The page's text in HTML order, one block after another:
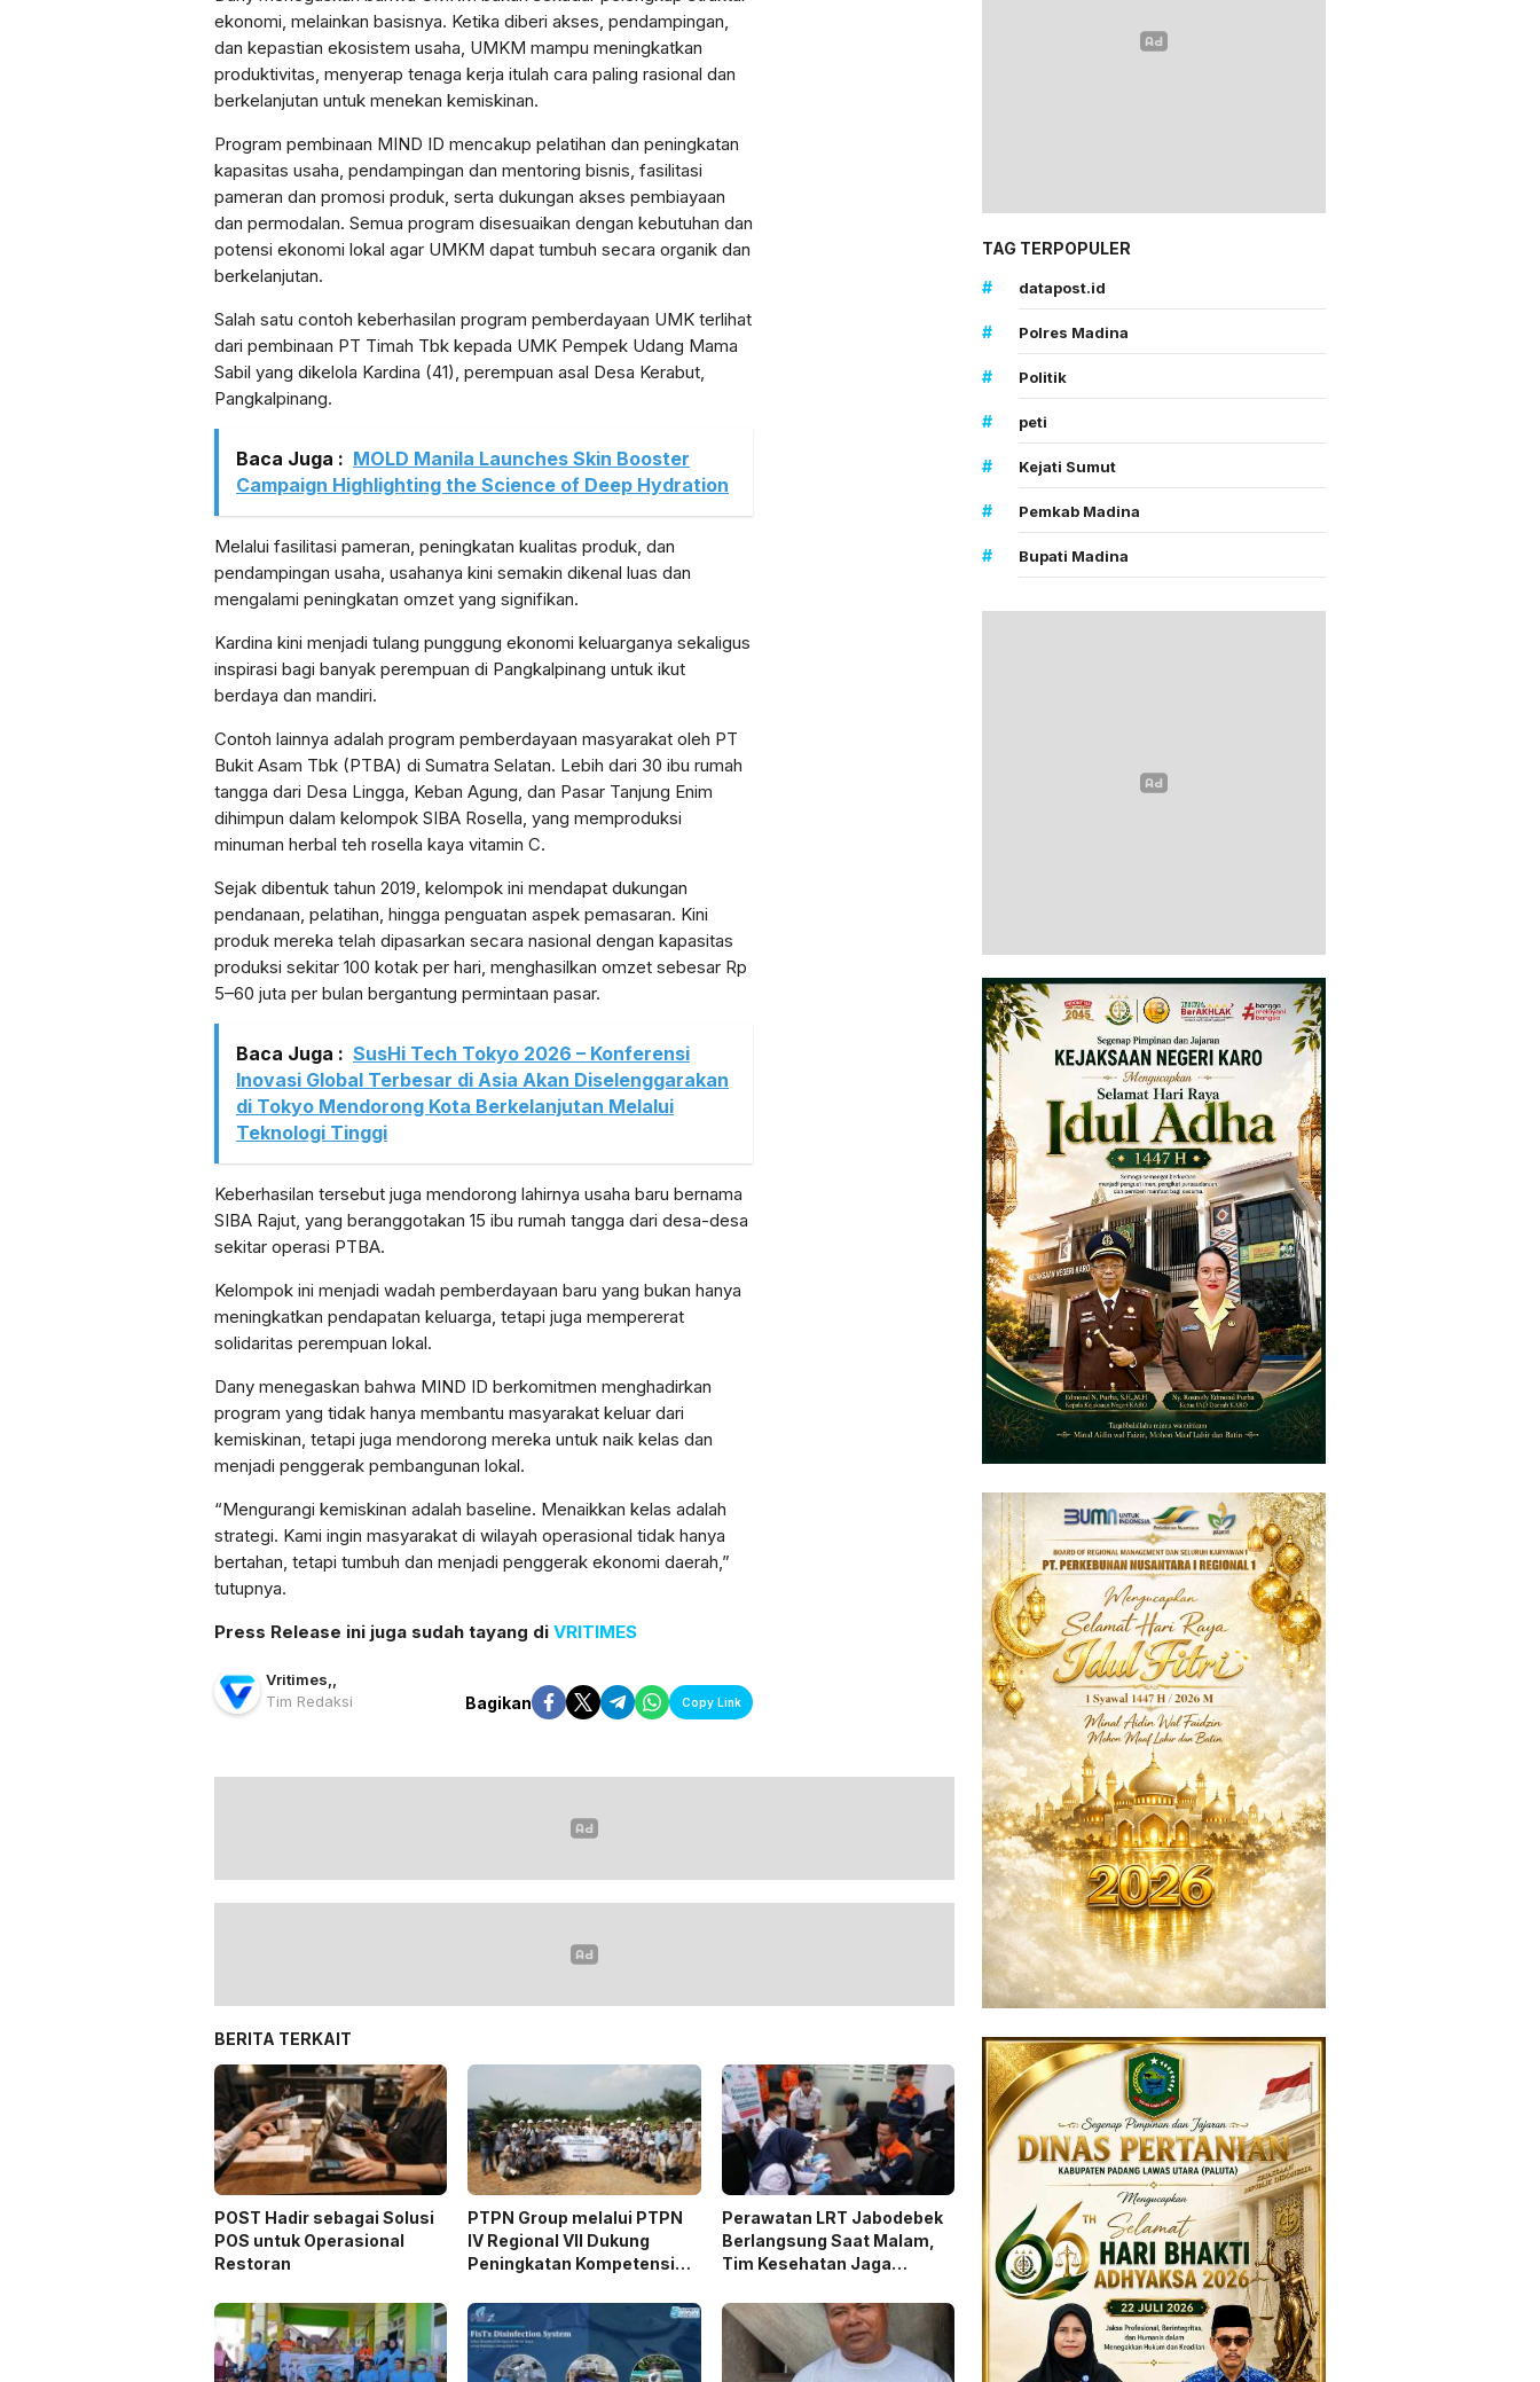
ekonomi, melainkan basisnya. Ketika diberi akses, pendampingan,
dan kepastian ekosistem usaha, UMKM mampu meningkatkan
produktivitas, menyerap tenaga kerja itulah cara paling rasional dan
berkelanjutan untuk menekan kemiskinan.
Program pembinaan MIND ID mencakup pelatihan dan peningkatan
kapasitas usaha, pendampingan dan mentoring bisnis, fasilitasi
pameran dan promosi produk, serta dukungan akses pembiayaan
dan permodalan. Semua program disesuaikan dengan kebutuhan dan
potensi ekonomi lokal agar UMKM dapat tumbuh secara organik dan
berkelanjutan.
Salah satu contoh keberhasilan program pemberdayaan UMK terlihat
dari pembinaan PT Timah Tbk kepada UMK Pempek Udang Mama
Sabil yang dikelola Kardina (41), perempuan asal Desa Kerabut,
Pangkalpinang.
Baca Juga : MOLD Manila Launches Skin Booster
Campaign Highlighting the Science of Deep Hydration
Melalui fasilitasi pameran, peningkatan kualitas produk, dan
pendampingan usaha, usahanya kini semakin dikenal luas dan
mengalami peningkatan omzet yang signifikan.
Kardina kini menjadi tulang punggung ekonomi keluarganya sekaligus
inspirasi bagi banyak perempuan di Pangkalpinang untuk ikut
berdaya dan mandiri.
Contoh lainnya adalah program pemberdayaan masyarakat oleh PT
Bukit Asam Tbk (PTBA) di Sumatra Selatan. Lebih dari 30 ibu rumah
tangga dari Desa Lingga, Keban Agung, dan Pasar Tanjung Enim
dihimpun dalam kelompok SIBA Rosella, yang memproduksi
minuman herbal teh rosella kaya vitamin C.
Sejak dibentuk tahun 2019, kelompok ini mendapat dukungan
pendanaan, pelatihan, hingga penguatan aspek pemasaran. Kini
produk mereka telah dipasarkan secara nasional dengan kapasitas
produksi sekitar 100 kotak per hari, menghasilkan omzet sebesar Rp
5–60 juta per bulan bergantung permintaan pasar.
Baca Juga : SusHi Tech Tokyo 2026 – Konferensi
Inovasi Global Terbesar di Asia Akan Diselenggarakan
di Tokyo Mendorong Kota Berkelanjutan Melalui
Teknologi Tinggi
Keberhasilan tersebut juga mendorong lahirnya usaha baru bernama
SIBA Rajut, yang beranggotakan 15 ibu rumah tangga dari desa-desa
sekitar operasi PTBA.
Kelompok ini menjadi wadah pemberdayaan baru yang bukan hanya
meningkatkan pendapatan keluarga, tetapi juga mempererat
solidaritas perempuan lokal.
Dany menegaskan bahwa MIND ID berkomitmen menghadirkan
program yang tidak hanya membantu masyarakat keluar dari
kemiskinan, tetapi juga mendorong mereka untuk naik kelas dan
menjadi penggerak pembangunan lokal.
“Mengurangi kemiskinan adalah baseline. Menaikkan kelas adalah
strategi. Kami ingin masyarakat di wilayah operasional tidak hanya
bertahan, tetapi tumbuh dan menjadi penggerak ekonomi daerah,”
tutupnya.
Press Release ini juga sudah tayang di VRITIMES
Vritimes
Tim Redaksi
Bagikan Copy Link
BERITA TERKAIT
POST Hadir sebagai Solusi
POS untuk Operasional
Restoran
PTPN Group melalui PTPN
IV Regional VII Dukung
Peningkatan Kompetensi
Pelatihan Avenza Maps di
Way Kanan
Perawatan LRT Jabodebek
Berlangsung Saat Malam,
Tim Kesehatan Jaga
TAG TERPOPULER
#
datapost.id
# Polres Madina
# Politik
# peti
# Kejati Sumut
# Pemkab Madina
# Bupati Madina